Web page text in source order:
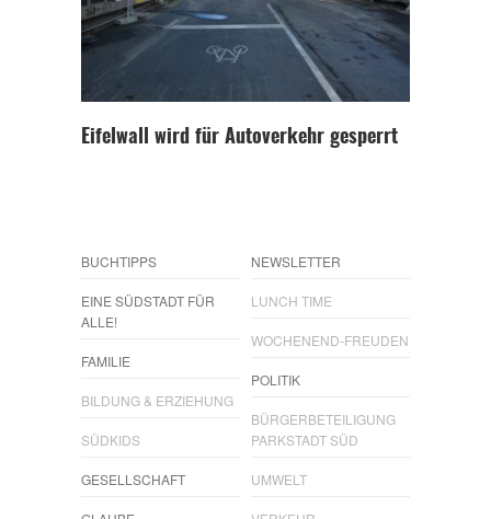
Eifelwall wird für Autoverkehr gesperrt
BUCHTIPPS
EINE SÜDSTADT FÜR
ALLE!
FAMILIE
BILDUNG & ERZIEHUNG
SÜDKIDS
GESELLSCHAFT
NEWSLETTER
LUNCH TIME
WOCHENEND-FREUDEN
POLITIK
BÜRGERBETEILIGUNG
PARKSTADT SÜD
UMWELT